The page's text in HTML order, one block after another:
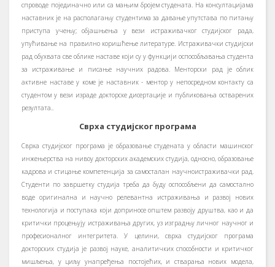
спроводе појединачно или са мањим бројем студената. На консултацијама
наставник је на располагању студентима за давање упутстава по питању
приступа учењу; објашњења у вези истраживачког студијског рада,
упућивање на правилно коришћење литературе. Истраживачки студијски
рад обухвата све облике наставе који су у функцији оспособљавања студента
за истраживање и писање научних радова. Менторски рад је облик
активне наставе у коме је наставник - ментор у непосредном контакту са
студентом у вези израде докторске дисертације и публиковања остварених
резултата..
Сврха студијског програма
Сврха студијског програма је образовање студената у области машинског
инжењерства на нивоу докторских академских студија, односно, образовање
кадрова и стицање компетенција за самосталан научноистраживачки рад.
Студенти по завршетку студија треба да буду оспособљени да самостално
воде оригинална и научно релевантна истраживања и развој нових
технологија и поступака који доприносе општем развоју друштва, као и да
критички процењују истраживања других, уз изградњу личног научног и
професионалног интегритета. У целини, сврха студијског програма
докторских студија је развој науке, аналитичких способности и критичког
мишљења, у циљу унапређења постојећих, и стварања нових модела,